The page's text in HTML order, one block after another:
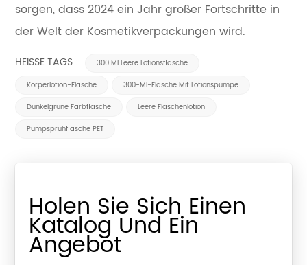
sorgen, dass 2024 ein Jahr großer Fortschritte in
der Welt der Kosmetikverpackungen wird.
HEISSE TAGS :
300 Ml Leere Lotionsflasche
Körperlotion-Flasche
300-Ml-Flasche Mit Lotionspumpe
Dunkelgrüne Farbflasche
Leere Flaschenlotion
Pumpsprühflasche PET
Holen Sie Sich Einen
Katalog Und Ein
Angebot